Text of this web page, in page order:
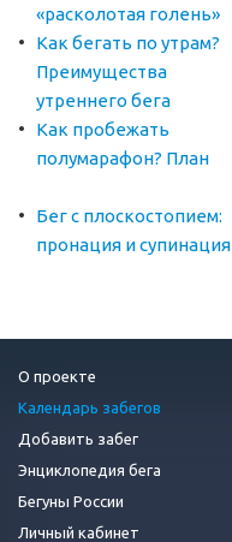
«расколотая голень»
Как бегать по утрам?
Преимущества
утреннего бега
Как пробежать
полумарафон? План
Бег с плоскостопием:
пронация и супинация
О проекте
Календарь забегов
Добавить забег
Энциклопедия бега
Бегуны России
Личный кабинет